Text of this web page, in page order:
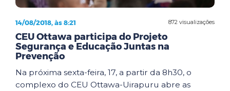
872 visualizações
14/08/2018, às 8:21
CEU Ottawa participa do Projeto
Segurança e Educação Juntas na
Prevenção
Na próxima sexta-feira, 17, a partir da 8h30, o
complexo do CEU Ottawa-Uirapuru abre as